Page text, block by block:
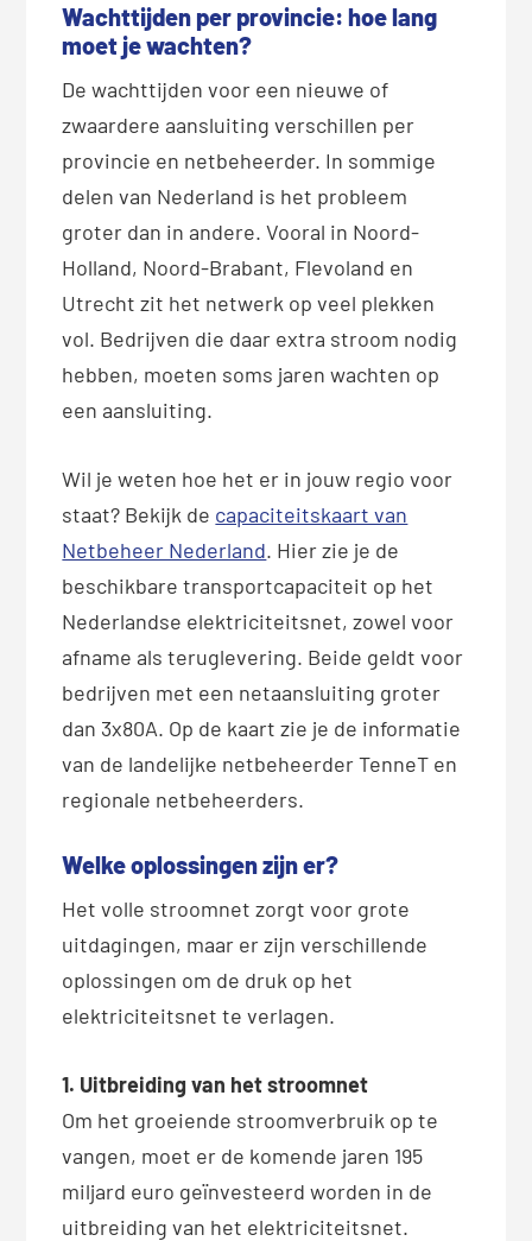
Wachttijden per provincie: hoe lang
moet je wachten?
De wachttijden voor een nieuwe of
zwaardere aansluiting verschillen per
provincie en netbeheerder. In sommige
delen van Nederland is het probleem
groter dan in andere. Vooral in Noord-
Holland, Noord-Brabant, Flevoland en
Utrecht zit het netwerk op veel plekken
vol. Bedrijven die daar extra stroom nodig
hebben, moeten soms jaren wachten op
een aansluiting.
Wil je weten hoe het er in jouw regio voor
staat? Bekijk de capaciteitskaart van
Netbeheer Nederland. Hier zie je de
beschikbare transportcapaciteit op het
Nederlandse elektriciteitsnet, zowel voor
afname als teruglevering. Beide geldt voor
bedrijven met een netaansluiting groter
dan 3x80A. Op de kaart zie je de informatie
van de landelijke netbeheerder TenneT en
regionale netbeheerders.
Welke oplossingen zijn er?
Het volle stroomnet zorgt voor grote
uitdagingen, maar er zijn verschillende
oplossingen om de druk op het
elektriciteitsnet te verlagen.
1. Uitbreiding van het stroomnet
Om het groeiende stroomverbruik op te
vangen, moet er de komende jaren 195
miljard euro geïnvesteerd worden in de
uitbreiding van het elektriciteitsnet.